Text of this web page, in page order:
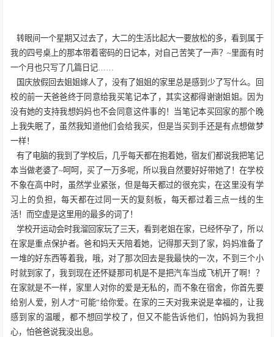
转眼间一个星期又过去了，大二的生活比起大一要放松的多，看到属于
我的四号桌上的那本带着密码的日记本，对自己苦笑了一声？~里面有时
一个月也只写了几篇日记……
国庆放假回去姐姐嫁人了，没有了姐姐的家里总是感到少了写什么。回
校的前一天爸爸终于同意给我买笔记本了，其实这都得谢谢姐姐。因为
没有她的支持我想妈妈也不会同意这件事的！当笔记本买回家的那个晚
上我失眠了，虽然我知道他们会给我买，但是当买到手还是有点想做梦
一样！
有了电脑的我到了学校后，几乎每天都在抱着她，宿友们都说我把笔记
本当做老婆了~呵呵，买了一万多呢，所以我自然要好好带她了！在学校
不象在高中时，虽然学业紧张，但是每天都过的很充实，在这里没有学
习上的负担，每天都在过同一天的复刻板，每天都过着三点一线的生
活！而空虚是这里用的最多的词了！
学校开运动会时我溜回家玩了三天，看到老姐在家，已经怀孕了，所以
在家是重点保护者。爸和妈天天陪着她，记得那天到了家，妈妈准备了
一堆的好东西等着我，哦，对了那次回去是我最快的一次，不到三个小
时就到家了，我到现在还怀疑那司机是不是把汽车当成飞机开了啊！？
在家就是不一样，家里人对你的爱是无私的，而不象在宿舍，你首先要
给别人爱，别人才“可能”给你爱。在家的三天对我来说是幸福的，让我
感到家的温暖，都不想回学校了，但又不能告诉他们，怕妈妈为我担
心，怕爸爸说我没出息。